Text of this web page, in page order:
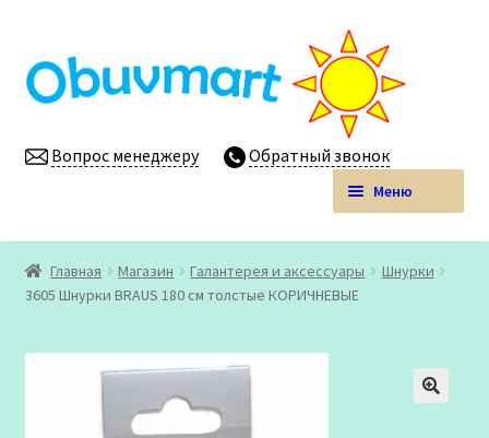
к
навигации
к
содержимому
Вопрос менеджеру Обратный звонок
Меню
Obuvmart.pro | Детская обувь мелким оптом
Магазин
Личный кабинет
Главная Магазин Галантерея и аксессуары
Шнурки
3605 Шнурки BRAUS 180 см толстые КОРИЧНЕВЫЕ